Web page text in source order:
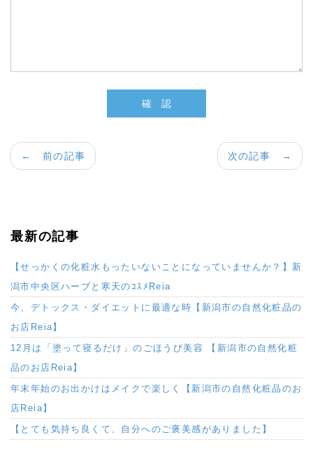
次の記事 →
← 前の記事
最新の記事
【せっかくの化粧水もったいないことになっていませんか？】新
潟市中央区ハーブと寒天のｺｽﾒReia
今、デトックス・ダイエットに最適な時【新潟市の自然化粧品の
お店Reia】
12月は「塗って寝るだけ」のごほうび美容 【新潟市の自然化粧
品のお店Reia】
年末年始のお出かけはメイクで楽しく【新潟市の自然化粧品のお
店Reia】
【とても気持ち良くて、自分へのご褒美感がありました】